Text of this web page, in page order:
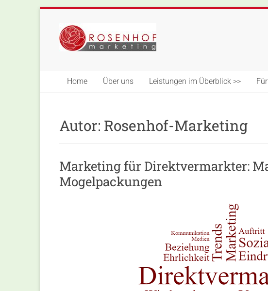
contentRosenhof-
Marketing
Home Über uns Leistungen im Überblick >>
Autor: Rosenhof-Marketing
Marketing für Direktvermarkter:
Mogelpackungen